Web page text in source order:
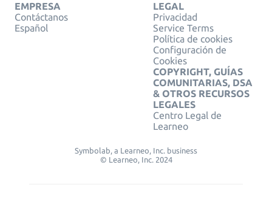
EMPRESA
Contáctanos
Español
LEGAL
Privacidad
Service Terms
Política de cookies
Configuración de
Cookies
COPYRIGHT, GUÍAS
COMUNITARIAS, DSA
& OTROS RECURSOS
LEGALES
Centro Legal de
Learneo
Symbolab, a Learneo, Inc. business
© Learneo, Inc. 2024